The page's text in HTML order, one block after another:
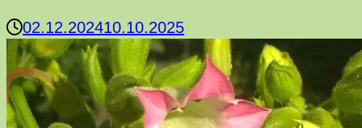
02.12.202410.10.2025